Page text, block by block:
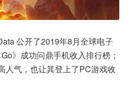
公开了2019年8月全球电子
》成功问鼎手机收入排行榜；
人气，也让其登上了PC游戏收